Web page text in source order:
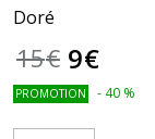
Doré
15€ 9€
PROMOTION - 40 %